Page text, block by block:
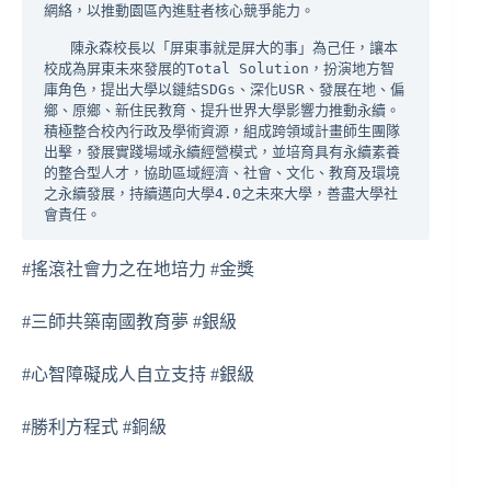
網絡，以推動園區內進駐者核心競爭能力。
校成為屏東未來發展的Total Solution，扮演地方智
庫角色，提出大學以鏈結SDGs、深化USR、發展在地、偏
鄉、原鄉、新住民教育、提升世界大學影響力推動永續。
積極整合校內行政及學術資源，組成跨領域計畫師生團隊
出擊，發展實踐場域永續經營模式，並培育具有永續素養
的整合型人才，協助區域經濟、社會、文化、教育及環境
之永續發展，持續邁向大學4.0之未來大學，善盡大學社
會責任。
#搖滾社會力之在地培力 #金獎
#三師共築南國教育夢 #銀級
#心智障礙成人自立支持 #銀級
#勝利方程式 #銅級